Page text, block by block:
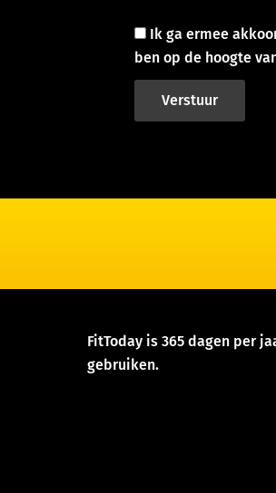
Ik ga ermee
ben op de hoogte
Verstuur
FitToday is 365 dagen per
gebruiken.